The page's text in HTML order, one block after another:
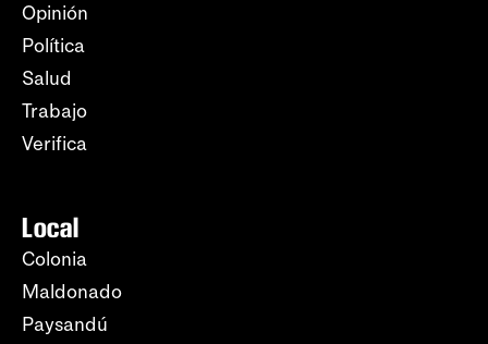
Opinión
Política
Salud
Trabajo
Verifica
Local
Colonia
Maldonado
Paysandú